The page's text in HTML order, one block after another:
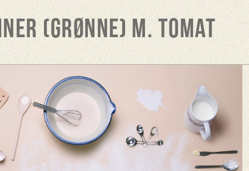
(grønne) m. tomat